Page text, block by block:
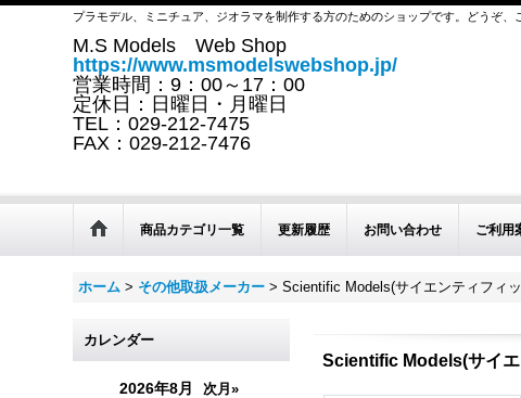
プラモデル、ミニチュア、ジオラマを制作する方のためのショップです。どうぞ、
M.S Models Web Shop
https://www.msmodelswebshop.jp/
営業時間：9：00～17：00
定休日：日曜日・月曜日
TEL：029-212-7475
FAX：029-212-7476
商品カテゴリ一覧 更新履歴 お問い合わせ ご利用
ホーム > その他取扱メーカー > Scientific Models(サイエンティフィ
カレンダー
2026年8月 次月»
Scientific Models(サイ